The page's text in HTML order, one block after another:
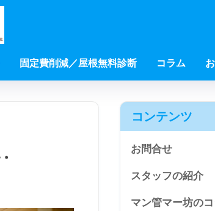
固定費削減／屋根無料診断 コラム
コンテンツ
お問合せ
スタッフの紹介
マン管マー坊の